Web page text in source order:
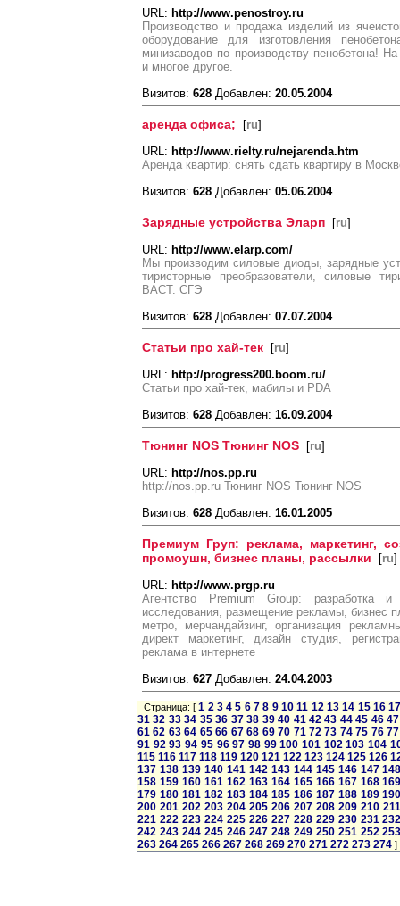
URL: http://www.penostroy.ru
Производство и продажа изделий из
оборудование для изготовления
минизаводов по производству пенобетона!
и многое другое.
Визитов: 628 Добавлен: 20.05.2004
аренда офиса; [ru]
URL: http://www.rielty.ru/nejarenda.htm
Аренда квартир: снять сдать квартиру в
Визитов: 628 Добавлен: 05.06.2004
Зарядные устройства Эларп [ru]
URL: http://www.elarp.com/
Мы производим силовые диоды, зарядные
тиристорные преобразователи, силовые
ВАСТ. СГЭ
Визитов: 628 Добавлен: 07.07.2004
Статьи про хай-тек [ru]
URL: http://progress200.boom.ru/
Статьи про хай-тек, мабилы и PDA
Визитов: 628 Добавлен: 16.09.2004
Тюнинг NOS Тюнинг NOS [ru]
URL: http://nos.pp.ru
http://nos.pp.ru Тюнинг NOS Тюнинг NOS
Визитов: 628 Добавлен: 16.01.2005
Премиум Груп: реклама, маркетинг,
промоушн, бизнес планы, рассылки [ru]
URL: http://www.prgp.ru
Агентство Premium Group: разработка и
исследования, размещение рекламы, бизнес
метро, мерчандайзинг, организация
директ маркетинг, дизайн студия,
реклама в интернете
Визитов: 627 Добавлен: 24.04.2003
Страница: [1 2 3 4 5 6 7 8 9 10 11 12 13 14 15 16
31 32 33 34 35 36 37 38 39 40 41 42 43 44 45 46 47
61 62 63 64 65 66 67 68 69 70 71 72 73 74 75 76 77
91 92 93 94 95 96 97 98 99 100 101 102 103 104
115 116 117 118 119 120 121 122 123 124 125 126
137 138 139 140 141 142 143 144 145 146 147
158 159 160 161 162 163 164 165 166 167 168
179 180 181 182 183 184 185 186 187 188 189
200 201 202 203 204 205 206 207 208 209 210 211
221 222 223 224 225 226 227 228 229 230 231
242 243 244 245 246 247 248 249 250 251 252
263 264 265 266 267 268 269 270 271 272 273 274 ]